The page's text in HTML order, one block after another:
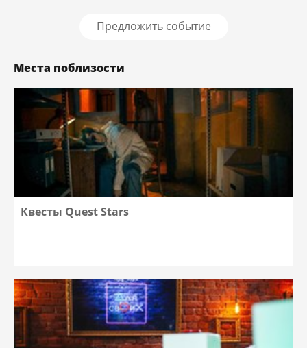
Предложить событие
Места поблизости
Квесты Quest Stars